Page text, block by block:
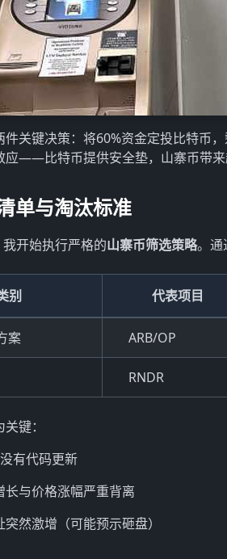
件关键决策：将60%资金定投比特币
应——比特币提供安全垫，山寨币带来
单与淘汰标准
开始执行严格的山寨币筛选策略。通
别 代表项目
案 ARB/OP
RNDR
键：
有代码更新
长与价格涨幅严重背离
然激增（可能预示砸盘）